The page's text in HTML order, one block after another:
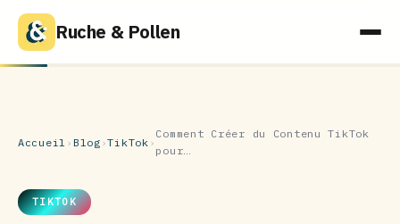
Ruche & Pollen
Accueil › Blog ›TikTok ›
Comment Créer du Contenu TikTok
pour…
TIKTOK